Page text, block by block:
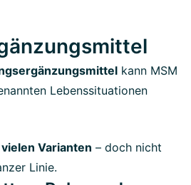
kann MSM
Lebenssituationen
Varianten – doch nicht
Linie.